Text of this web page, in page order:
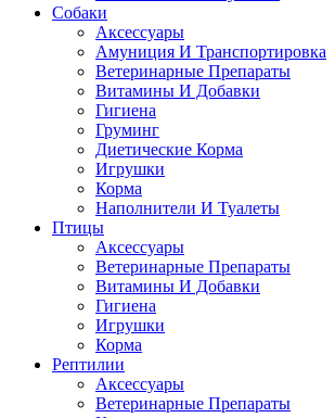
Собаки
Аксессуары
Амуниция И Транспортировка
Ветеринарные Препараты
Витамины И Добавки
Гигиена
Груминг
Диетические Корма
Игрушки
Корма
Наполнители И Туалеты
Птицы
Аксессуары
Ветеринарные Препараты
Витамины И Добавки
Гигиена
Игрушки
Корма
Рептилии
Аксессуары
Ветеринарные Препараты